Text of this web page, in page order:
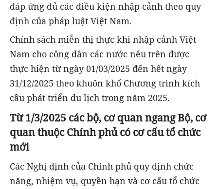
đáp ứng đủ các điều kiện nhập cảnh theo quy
định của pháp luật Việt Nam.
Chính sách miễn thị thực khi nhập cảnh Việt
Nam cho công dân các nước nêu trên được
thực hiện từ ngày 01/03/2025 đến hết ngày
31/12/2025 theo khuôn khổ Chương trình kích
cầu phát triển du lịch trong năm 2025.
Từ 1/3/2025 các bộ, cơ quan ngang Bộ, cơ
quan thuộc Chính phủ có cơ cấu tổ chức
mới
Các Nghị định của Chính phủ quy định chức
năng, nhiệm vụ, quyền hạn và cơ cấu tổ chức